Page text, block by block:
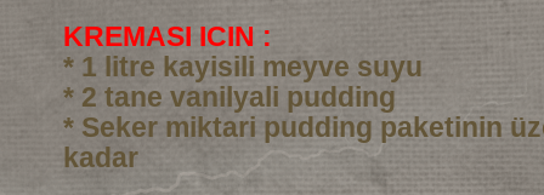
KREMASI ICIN :
* 1 litre kayisili meyve suyu
* 2 tane vanilyali pudding
* Seker miktari pudding paketinin
kadar